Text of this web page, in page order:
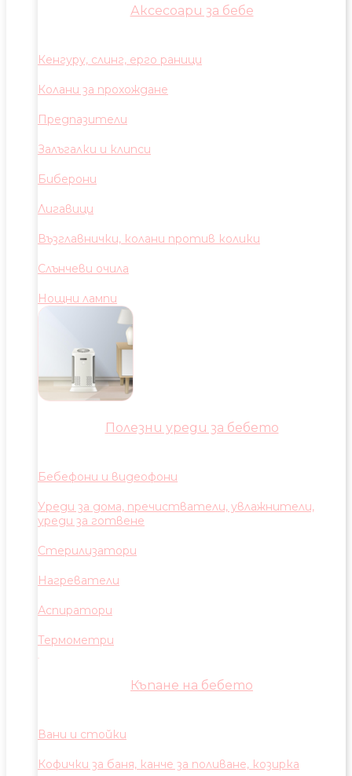
Аксесоари за бебе
Кенгуру, слинг, ерго раници
Колани за прохождане
Предпазители
Залъгалки и клипси
Биберони
Лигавици
Възглавнички, колани против колики
Слънчеви очила
Нощни лампи
Полезни уреди за бебето
Бебефони и видеофони
Уреди за дома, пречистватели, увлажнители,
уреди за готвене
Стерилизатори
Нагреватели
Аспиратори
Термометри
Къпане на бебето
Вани и стойки
Кофички за баня, канче за поливане, козирка